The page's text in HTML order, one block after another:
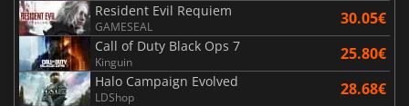
Resident Evil Requiem
GAMESEAL 30.05€
Call of Duty Black Ops 7
Kinguin 25.80€
Halo Campaign Evolved
LDShop 28.68€